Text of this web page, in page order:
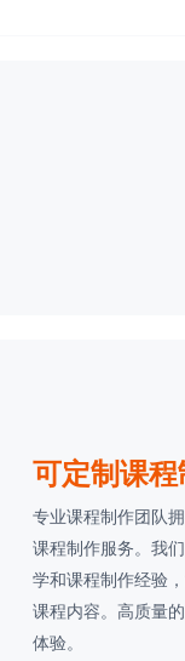
可定制课
专业课程制作团队拥
课程制作服务。我
学和课程制作经验
课程内容。高质量
体验。